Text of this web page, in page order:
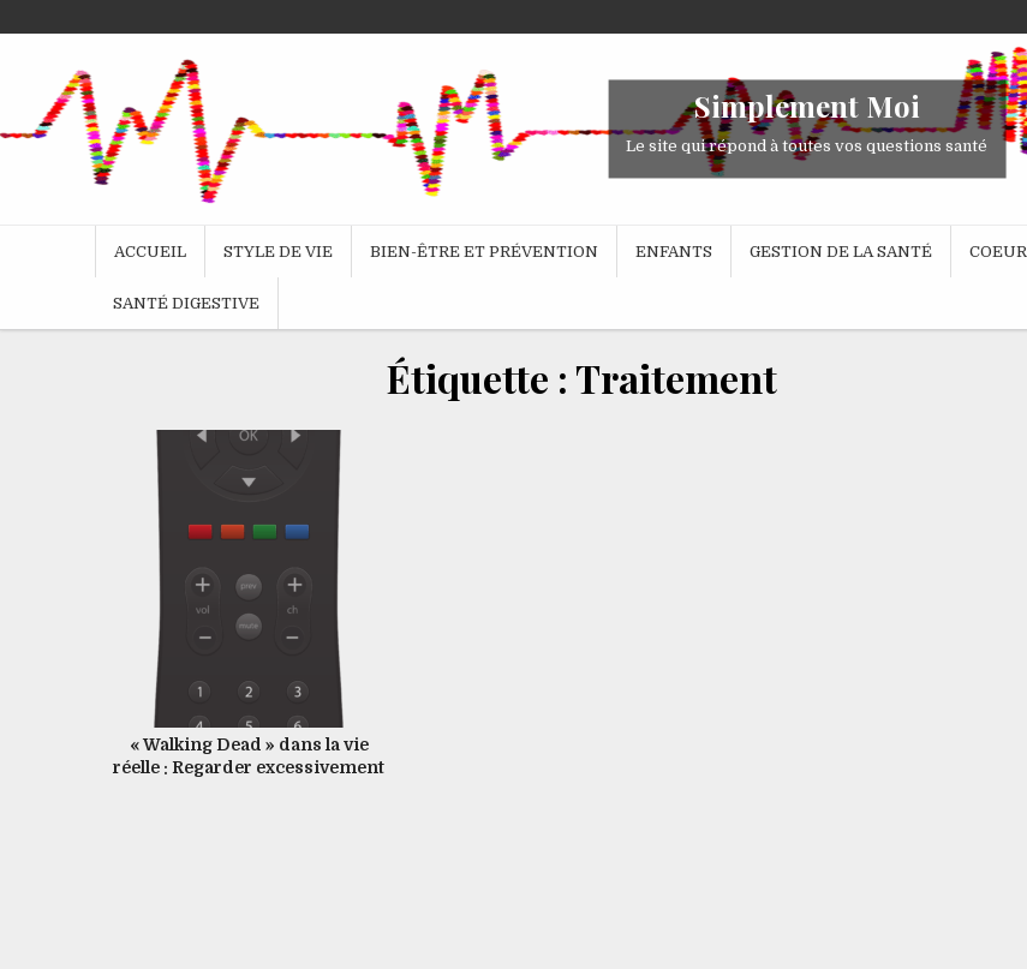
to
Simplement Moi
Le site qui répond à toutes vos questions santé
ACCUEIL STYLE DE VIE BIEN-ÊTRE ET PRÉVENTION ENFANTS GESTION DE LA SANTÉ COEUR
SANTÉ DIGESTIVE
Étiquette :Traitement
« Walking Dead » dans la vie
réelle : Regarder excessivement